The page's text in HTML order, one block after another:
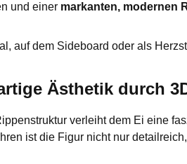
und einer markanten, modernen
auf dem Sideboard oder als
Ästhetik durch
verleiht dem Ei eine
ist die Figur nicht nur